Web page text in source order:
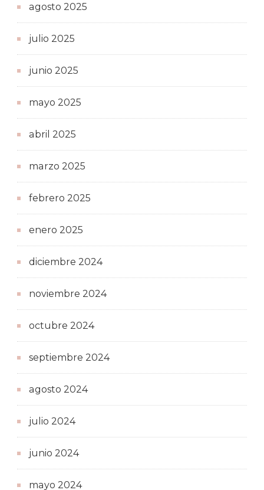
agosto 2025
julio 2025
junio 2025
mayo 2025
abril 2025
marzo 2025
febrero 2025
enero 2025
diciembre 2024
noviembre 2024
octubre 2024
septiembre 2024
agosto 2024
julio 2024
junio 2024
mayo 2024